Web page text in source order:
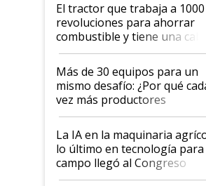
El tractor que trabaja a 1000
revoluciones para ahorrar
combustible y tiene una
que parece una
lo último en el mundo,
disponible en Argentina
Más de 30 equipos para un
mismo desafío: ¿Por qué
vez más productores
incorporan fertilizante bajo
tierra?
La IA en la maquinaria
lo último en tecnología para
campo llegó al Congreso
Aapresid 2026